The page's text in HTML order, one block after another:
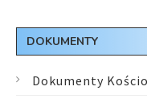
DOKUMENTY
Dokumenty